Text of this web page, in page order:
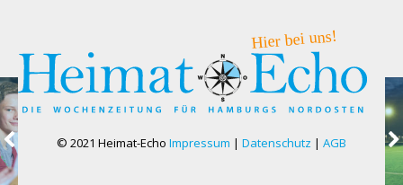
© 2021 Heimat-Echo Impressum | Datenschutz | AGB